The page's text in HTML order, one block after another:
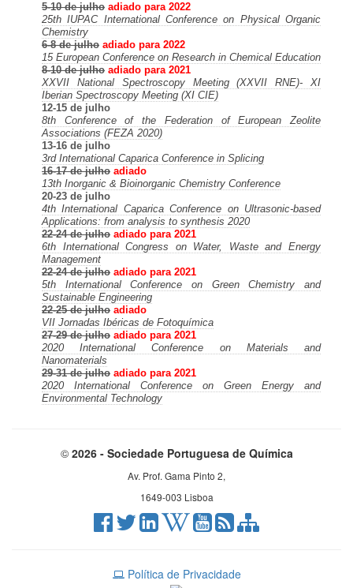
5-10 de julho adiado para 2022
25th IUPAC International Conference on Physical Organic
Chemistry
6-8 de julho adiado para 2022
15 European Conference on Research in Chemical Education
8-10 de julho adiado para 2021
XXVII National Spectroscopy Meeting (XXVII RNE)- XI
Iberian Spectroscopy Meeting (XI CIE)
12-15 de julho
8th Conference of the Federation of European Zeolite
Associations (FEZA 2020)
13-16 de julho
3rd International Caparica Conference in Splicing
16-17 de julho adiado
13th Inorganic & Bioinorganic Chemistry Conference
20-23 de julho
4th International Caparica Conference on Ultrasonic-based
Applications: from analysis to synthesis 2020
22-24 de julho adiado para 2021
6th International Congress on Water, Waste and Energy
Management
22-24 de julho adiado para 2021
5th International Conference on Green Chemistry and
Sustainable Engineering
22-25 de julho adiado
VII Jornadas Ibéricas de Fotoquímica
27-29 de julho adiado para 2021
2020 International Conference on Materials and
Nanomaterials
29-31 de julho adiado para 2021
2020 International Conference on Green Energy and
Environmental Technology
© 2026 - Sociedade Portuguesa de Química
Av. Prof. Gama Pinto 2,
1649-003 Lisboa
Política de Privacidade